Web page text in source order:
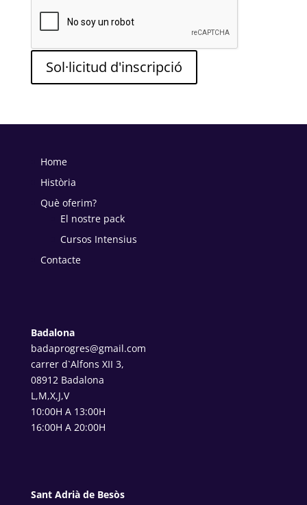
Sol·licitud d'inscripció
Home
Història
Què oferim?
El nostre pack
Cursos Intensius
Contacte
Badalona
badaprogres@gmail.com
carrer d`Alfons XII 3,
08912 Badalona
L,M,X,J,V
10:00H A 13:00H
16:00H A 20:00H
Sant Adrià de Besòs